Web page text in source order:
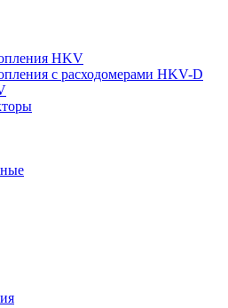
HKV
с расходомерами HKV-D